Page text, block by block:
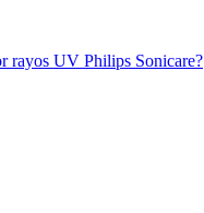
rayos UV Philips Sonicare?